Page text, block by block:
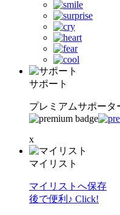
サポート
プレミアムサポータ
x
マイリスト
マイリストへ保存
後で便利♪ Click!